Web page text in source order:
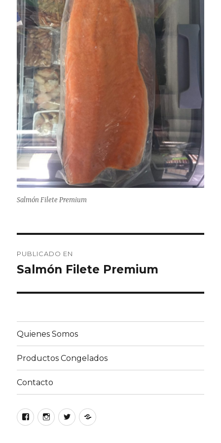
Salmón Filete Premium
de
PUBLICADO EN
Salmón Filete Premium
Quienes Somos
Productos Congelados
Contacto
FacebookInstagram
TwitterGoogle